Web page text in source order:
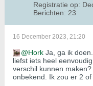
Registratie op:
Berichten: 23
16 December 2023, 21:20
Hork Ja, ga ik
liefst iets heel
verschil kunnen
onbekend. Ik zou er 2